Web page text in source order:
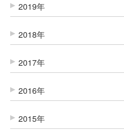
2019年
2018年
2017年
2016年
2015年